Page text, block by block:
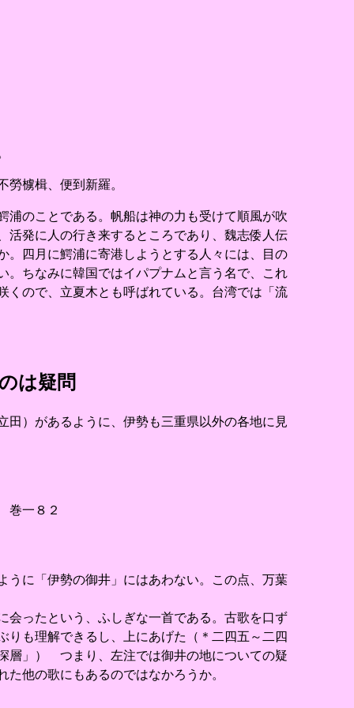
㯭楫、便到新羅。
のことである。帆船は神の力も受けて順風が吹
活発に人の行き来するところであり、魏志倭人伝
。四月に鰐浦に寄港しようとする人々には、目の
。ちなみに韓国ではイパプナムと言う名で、これ
くので、立夏木とも呼ばれている。台湾では「流
は疑問
）があるように、伊勢も三重県以外の各地に見
巻一８２
に「伊勢の御井」にはあわない。この点、万葉
ったという、ふしぎな一首である。古歌を口ず
りも理解できるし、上にあげた（＊二四五～二四
層」） つまり、左注では御井の地についての疑
他の歌にもあるのではなかろうか。